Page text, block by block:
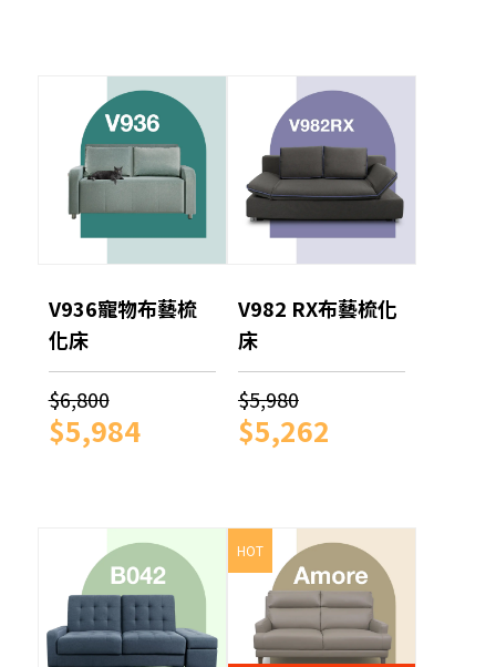
V936寵物布藝梳
化床
$6,800
$5,984
V982 RX布藝梳化
床
$5,980
$5,262
HOT